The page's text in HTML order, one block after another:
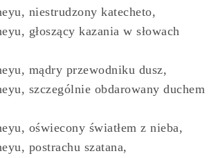
niestrudzony katecheto,
głoszący kazania w słowach
mądry przewodniku dusz,
szczególnie obdarowany duchem
oświecony światłem z nieba,
postrachu szatana,